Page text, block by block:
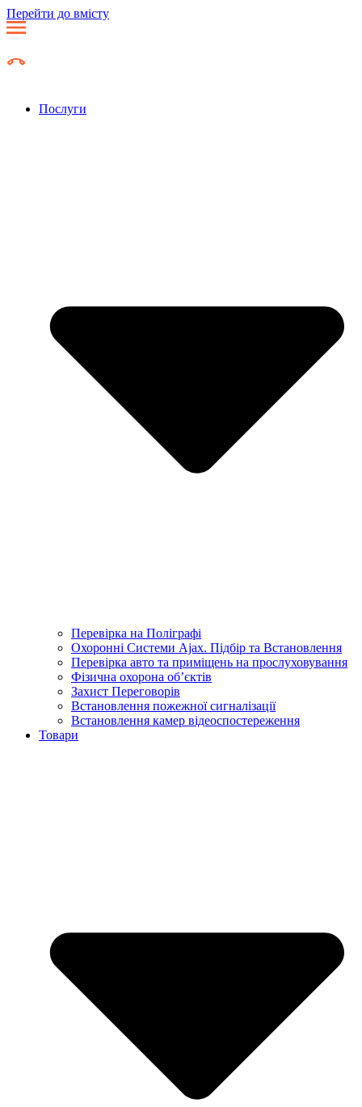
Перейти до вмісту
Послуги
Перевірка на Поліграфі
Охоронні Системи Ajax. Підбір та Встановлення
Перевірка авто та приміщень на прослуховування
Фізична охорона об’єктів
Захист Переговорів
Встановлення пожежної сигналізації
Встановлення камер відеоспостереження
Товари